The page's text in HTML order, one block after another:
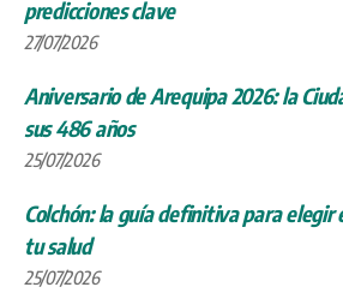
predicciones clave
27/07/2026
Aniversario de Arequipa 2026: la
sus 486 años
25/07/2026
Colchón: la guía definitiva para elegir
tu salud
25/07/2026